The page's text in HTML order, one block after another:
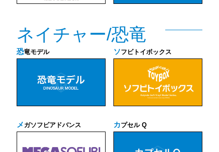
ネイチャー/恐竜
恐竜モデル ソフビトイボックス
メ ガソフビアドバンス カプセル Q